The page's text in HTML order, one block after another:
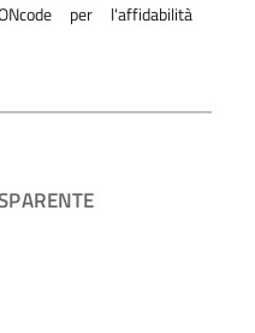
per l'affidabilità